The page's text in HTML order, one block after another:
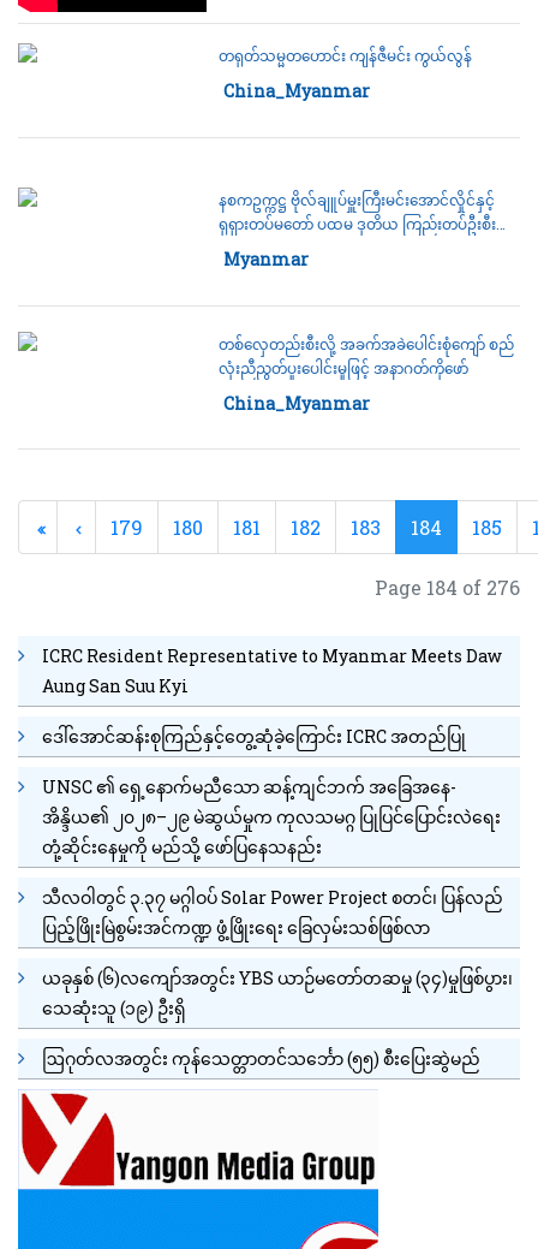
တရုတ်သမ္မတဟောင်း ကျန်ဇီမင်း ကွယ်လွန်
Category:
China_Myanmar
နစကဥက္ကဋ္ဌ ဗိုလ်ချူပ်မှူးကြီးမင်းအောင်လှိုင်နှင့်
ရုရှားတပ်မတော် ပထမ ဒုတိယ ကြည်းတပ်ဦးစီး
ချုပ်တို့ မြန်မာ-ရုရှား တပ်မတော်နှစ်ရပ်အကြား
ပူးပေါင်းဆောင်ရွက်မှုများတိုးမြှင့်ရေး ဆွေးနွေး
Category:
Myanmar
တစ်လှေတည်းစီးလို့ အခက်အခဲပေါင်းစုံကျော် စည်
လုံးညီညွတ်ပူးပေါင်းမှုဖြင့် အနာဂတ်ကိုဖော်
Category:
China_Myanmar
179 180 181 182 183 184 185
Page 184 of 276
ICRC Resident Representative to Myanmar Meets Daw
Aung San Suu Kyi
ဒေါ်အောင်ဆန်းစုကြည်နှင့်တွေ့ဆုံခဲ့ကြောင်း ICRC အတည်ပြု
UNSC ၏ ရှေ့နောက်မညီသော ဆန့်ကျင်ဘက် အခြေအနေ-
အိန္ဒိယ၏ ၂၀၂၈–၂၉ မဲဆွယ်မှုက ကုလသမဂ္ဂ ပြုပြင်ပြောင်းလဲရေး
တုံ့ဆိုင်းနေမှုကို မည်သို့ ဖော်ပြနေသနည်း
သီလဝါတွင် ၃.၃၇ မဂ္ဂါဝပ် Solar Power Project စတင်၊ ပြန်လည်
ပြည့်ဖြိုးမြဲစွမ်းအင်ကဏ္ဍ ဖွံ့ဖြိုးရေး ခြေလှမ်းသစ်ဖြစ်လာ
ယခုနှစ် (၆)လကျော်အတွင်း YBS ယာဉ်မတော်တဆမှု (၃၄)မှုဖြစ်ပွား၊
သေဆုံးသူ (၁၉) ဦးရှိ
ဩဂုတ်လအတွင်း ကုန်သေတ္တာတင်သင်္ဘော (၅၅) စီးပြေးဆွဲမည်